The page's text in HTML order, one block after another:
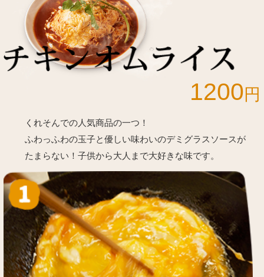
1200円
くれそんでの人気商品の一つ！
ふわっふわの玉子と優しい味わいのデミグラスソースが
たまらない！子供から大人まで大好きな味です。